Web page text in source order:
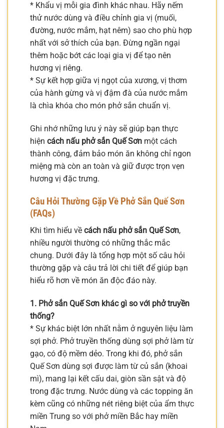
* Khẩu vị mỗi gia đình khác nhau. Hãy nếm
thử nước dùng và điều chỉnh gia vị (muối,
đường, nước mắm, hạt nêm) sao cho phù hợp
nhất với sở thích của bạn. Đừng ngần ngại
thêm hoặc bớt các loại gia vị để tạo nên
hương vị riêng.
* Sự kết hợp giữa vị ngọt của xương, vị thơm
của hành gừng và vị đậm đà của nước mắm
là chìa khóa cho món phở sắn chuẩn vị.
Ghi nhớ những lưu ý này sẽ giúp bạn thực
hiện cách nấu phở sắn Quế Sơn một cách
thành công, đảm bảo món ăn không chỉ ngon
miệng mà còn an toàn và giữ được trọn vẹn
hương vị đặc trưng.
Câu Hỏi Thường Gặp Về Phở Sắn Quế Sơn
(FAQs)
Khi tìm hiểu về cách nấu phở sắn Quế Sơn,
nhiều người thường có những thắc mắc
chung. Dưới đây là tổng hợp một số câu hỏi
thường gặp và câu trả lời chi tiết để giúp bạn
hiểu rõ hơn về món ăn độc đáo này.
1. Phở sắn Quế Sơn khác gì so với phở truyền
thống?
* Sự khác biệt lớn nhất nằm ở nguyên liệu làm
sợi phở. Phở truyền thống dùng sợi phở làm từ
gạo, có độ mềm dẻo. Trong khi đó, phở sắn
Quế Sơn dùng sợi được làm từ củ sắn (khoai
mì), mang lại kết cấu dai, giòn sần sật và độ
trong đặc trưng. Nước dùng và các topping ăn
kèm cũng có những nét riêng biệt của ẩm thực
miền Trung so với phở miền Bắc hay miền